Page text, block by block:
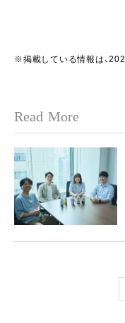
※掲載している情報は、
Read More